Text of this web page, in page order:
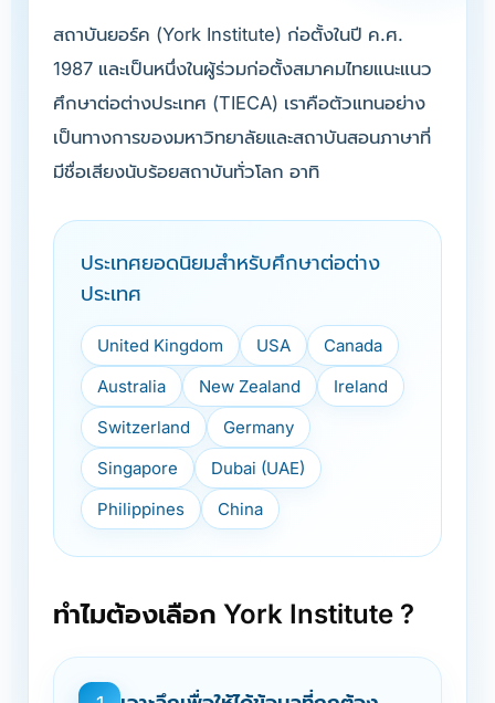
สถาบันยอร์ค (York Institute) ก่อตั้งในปี ค.ศ.
1987 และเป็นหนึ่งในผู้ร่วมก่อตั้งสมาคมไทยแนะแนว
ศึกษาต่อต่างประเทศ (TIECA) เราคือตัวแทนอย่าง
เป็นทางการของมหาวิทยาลัยและสถาบันสอนภาษาที่
มีชื่อเสียงนับร้อยสถาบันทั่วโลก อาทิ
ประเทศยอดนิยมสำหรับศึกษาต่อต่าง
ประเทศ
United Kingdom USA
Canada
Australia
New Zealand
Ireland
Switzerland
Germany
Singapore
Dubai (UAE)
Philippines
China
ทำไมต้องเลือก York Institute ?